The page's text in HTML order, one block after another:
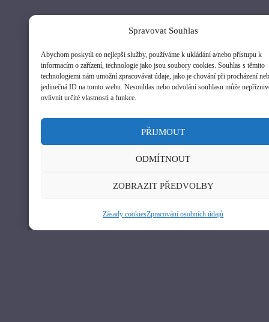
Spravovat Souhlas
Abychom poskytli co nejlepší služby, používáme k ukládání a/nebo přístupu k
informacím o zařízení, technologie jako jsou soubory cookies. Souhlas s těmito
technologiemi nám umožní zpracovávat údaje, jako je chování při procházení
jedinečná ID na tomto webu. Nesouhlas nebo odvolání souhlasu může
ovlivnit určité vlastnosti a funkce.
PŘIJMOUT
ODMÍTNOUT
ZOBRAZIT PŘEDVOLBY
Zásady cookiesZpracování osobních údajů
ODBĚR NOVINEK
osobních údajů podle zákona č. 101/2000 Sb., Zákon o ochraně